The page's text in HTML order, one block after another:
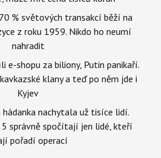
% světových transakcí běží na
z roku 1959. Nikdo ho neumí
nahradit
e-shopu za biliony, Putin panikaří.
klany a teď po něm jde i
Kyjev
nachytala už tisíce lidí.
správně spočítají jen lidé, kteří
pořadí operací